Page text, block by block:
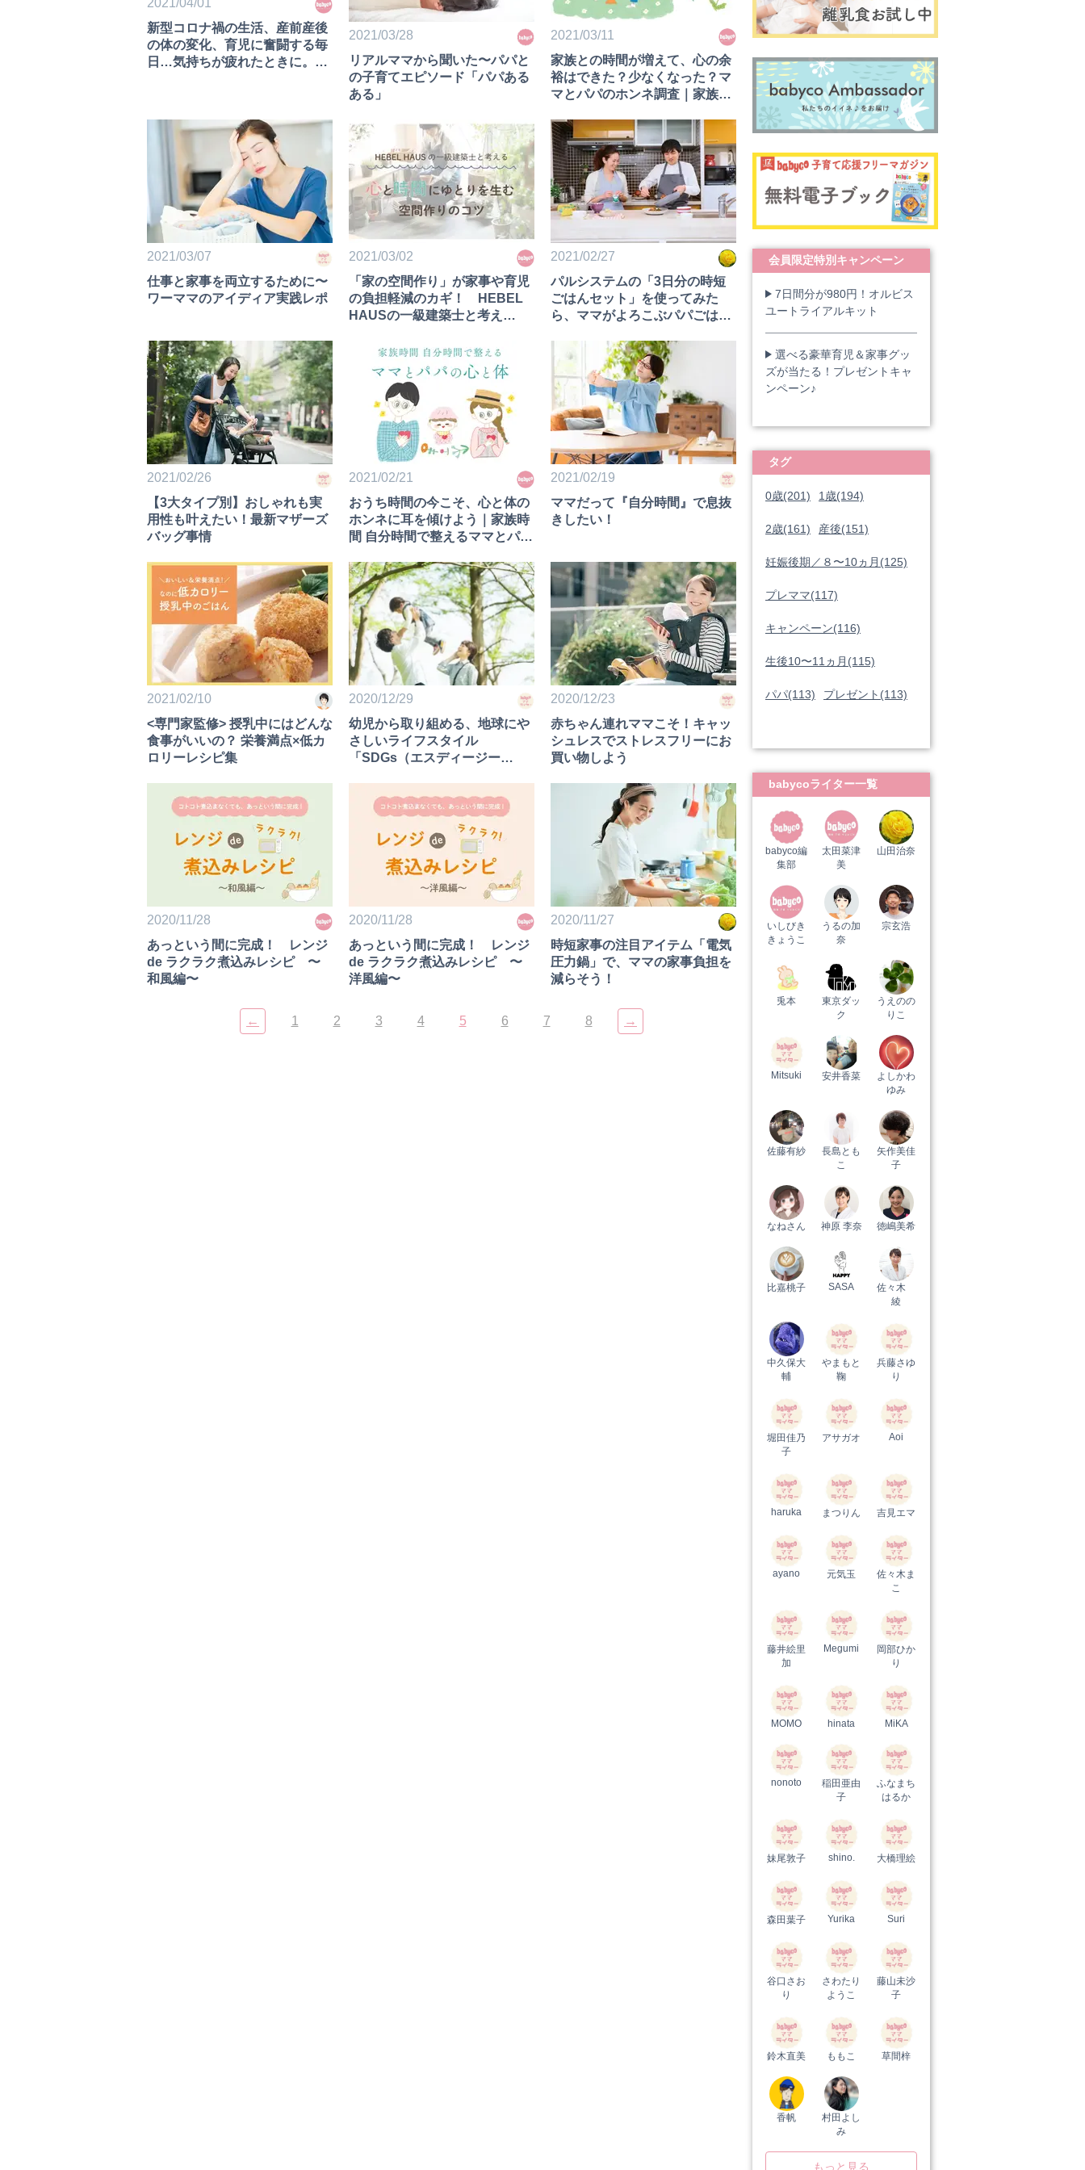
2021/04/01
新型コロナ禍の生活、産前産後
の体の変化、育児に奮闘する毎
日…気持ちが疲れたときに。心
2021/03/28
リアルママから聞いた〜パパと
の子育てエピソード「パパある
ある」
2021/03/11
家族との時間が増えて、心の余
裕はできた？少なくなった？マ
マとパパのホンネ調査｜家族時
の心と体②
2021/03/07
仕事と家事を両立するために〜
ワーママのアイディア実践レポ
2021/03/02
「家の空間作り」が家事や育児
の負担軽減のカギ！ HEBEL
HAUSの一級建築士と考え
間作りのコツ
2021/02/27
パルシステムの「3日分の時短
ごはんセット」を使ってみた
ら、ママがよろこぶパパごはん
2021/02/26
【3大タイプ別】おしゃれも実
用性も叶えたい！最新マザーズ
バッグ事情
2021/02/21
おうち時間の今こそ、心と体の
ホンネに耳を傾けよう｜家族時
間 自分時間で整えるママとパパ
2021/02/19
ママだって『自分時間』で息抜
きしたい！
2021/02/10
<専門家監修> 授乳中にはどんな
食事がいいの？ 栄養満点×低カ
ロリーレシピ集
2020/12/29
幼児から取り組める、地球にや
さしいライフスタイル
「SDGs（エスディージー
2020/12/23
赤ちゃん連れママこそ！キャッ
シュレスでストレスフリーにお
買い物しよう
2020/11/28
あっという間に完成！ レンジ
de ラクラク煮込みレシピ 〜
和風編〜
2020/11/28
あっという間に完成！ レンジ
de ラクラク煮込みレシピ 〜
洋風編〜
2020/11/27
時短家事の注目アイテム「電気
圧力鍋」で、ママの家事負担を
減らそう！
← 1 2 3 4 5 6 7 8 →
会員限定特別キャンペーン
7日間分が980円！オルビス
ユートライアルキット
選べる豪華育児＆家事グッ
ズが当たる！プレゼントキャ
ンペーン♪
タグ
0歳(201) 1歳(194)
2歳(161) 産後(151)
妊娠後期／８〜10ヵ月(125)
プレママ(117)
キャンペーン(116)
生後10〜11ヵ月(115)
パパ(113) プレゼント(113)
babycoライター一覧
babyco編
集部
太田菜津
美
山田治奈
いしびき
きょうこ
うるの加
奈
宗玄浩
兎本
東京ダッ
ク
うえのの
りこ
Mitsuki 安井香菜
よしかわ
ゆみ
佐藤有紗
長島とも
こ
矢作美佳
子
なねさん 神原 李奈 徳嶋美希
比嘉桃子 SASA
佐々木
綾
中久保大
輔
やまもと
鞠
兵藤さゆ
り
堀田佳乃
子
アサガオ Aoi
haruka まつりん 吉見エマ
ayano 元気玉
佐々木ま
こ
藤井絵里
加
Megumi
岡部ひか
り
MOMO hinata MiKA
nonoto
稲田亜由
子
ふなまち
はるか
妹尾敦子 shino. 大橋理絵
森田葉子 Yurika Suri
谷口さお
り
さわたり
ようこ
藤山未沙
子
鈴木直美 ももこ 草間梓
香帆
村田よし
み
もっと見る